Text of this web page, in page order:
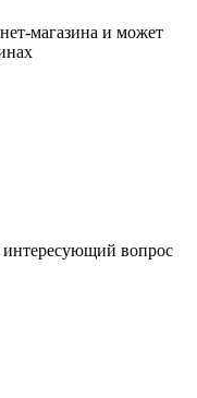
магазина и может
вопрос